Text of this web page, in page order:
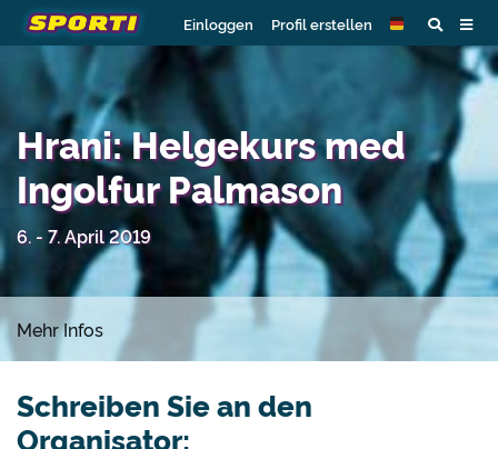
Einloggen Profil erstellen
Hrani: Helgekurs med
Ingolfur Palmason
6. - 7. April 2019
Mehr Infos
Schreiben Sie an den
Organisator: